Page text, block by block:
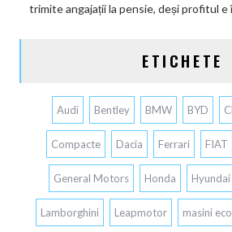
trimite angajații la pensie, deși profitul
ETICHETE
Audi Bentley BMW BYD
Compacte Dacia Ferrari FIAT
General Motors Honda Hyundai
Lamborghini Leapmotor masini eco